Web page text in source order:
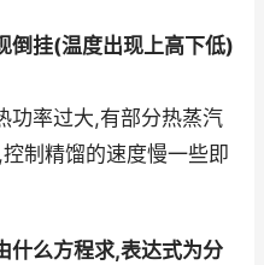
倒挂(温度出现上高下低)
功率过大,有部分热蒸汽
制精馏的速度慢一些即
什么方程求,表达式为分